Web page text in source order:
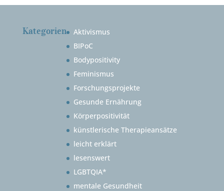
Kategorien
Aktivismus
BIPoC
Bodypositivity
Feminismus
Forschungsprojekte
Gesunde Ernährung
Körperpositivität
künstlerische Therapieansätze
leicht erklärt
lesenswert
LGBTQIA*
mentale Gesundheit